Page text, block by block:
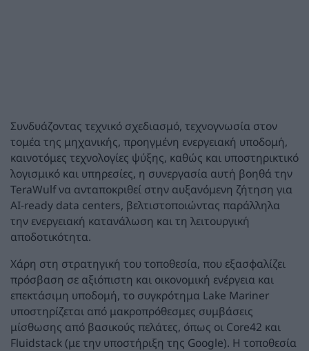
Συνδυάζοντας τεχνικό σχεδιασμό, τεχνογνωσία στον
τομέα της μηχανικής, προηγμένη ενεργειακή υποδομή,
καινοτόμες τεχνολογίες ψύξης, καθώς και υποστηρικτικό
λογισμικό και υπηρεσίες, η συνεργασία αυτή βοηθά την
TeraWulf να ανταποκριθεί στην αυξανόμενη ζήτηση για
AI-ready data centers, βελτιστοποιώντας παράλληλα
την ενεργειακή κατανάλωση και τη λειτουργική
αποδοτικότητα.
Χάρη στη στρατηγική του τοποθεσία, που εξασφαλίζει
πρόσβαση σε αξιόπιστη και οικονομική ενέργεια και
επεκτάσιμη υποδομή, το συγκρότημα Lake Mariner
υποστηρίζεται από μακροπρόθεσμες συμβάσεις
μίσθωσης από βασικούς πελάτες, όπως οι Core42 και
Fluidstack (με την υποστήριξη της Google). Η τοποθεσία